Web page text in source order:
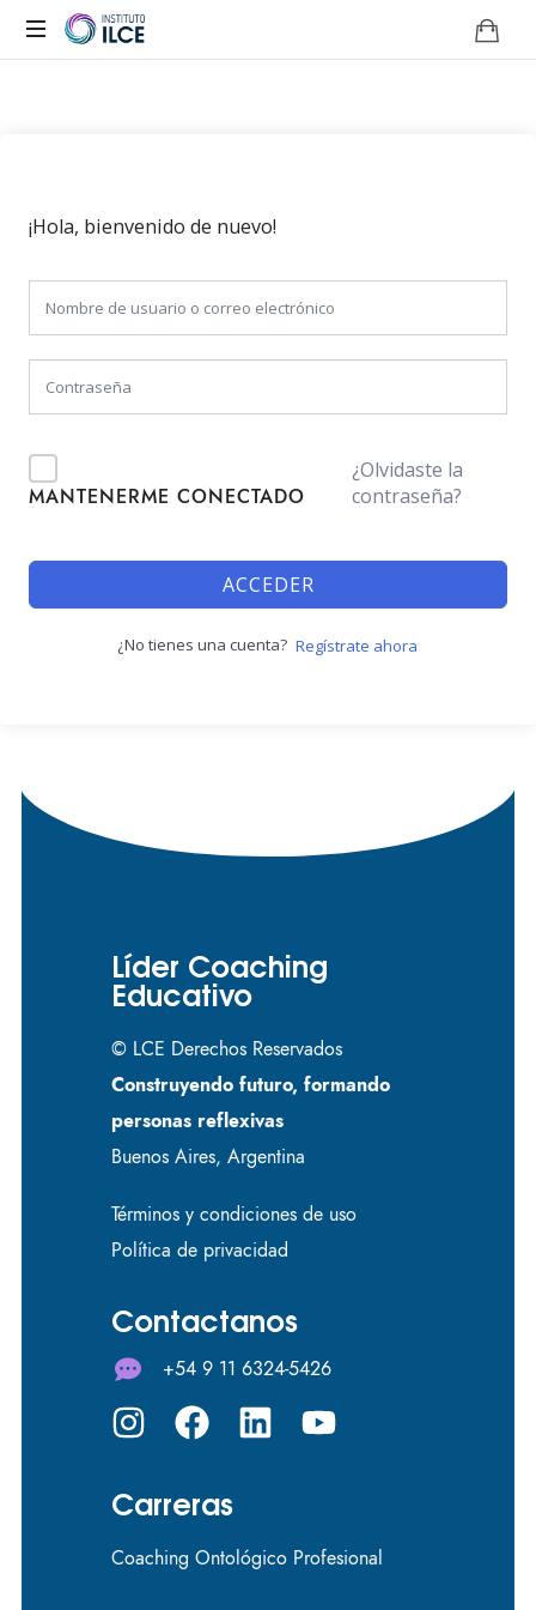
¡Hola, bienvenido de nuevo!
MANTENERME CONECTADO
¿Olvidaste la
contraseña?
ACCEDER
¿No tienes una cuenta? Regístrate ahora
Líder Coaching
Educativo
© LCE Derechos Reservados
Construyendo futuro, formando
personas reflexivas
Buenos Aires, Argentina
Términos y condiciones de uso
Política de privacidad
Contactanos
+54 9 11 6324-5426
Carreras
Coaching Ontológico Profesional